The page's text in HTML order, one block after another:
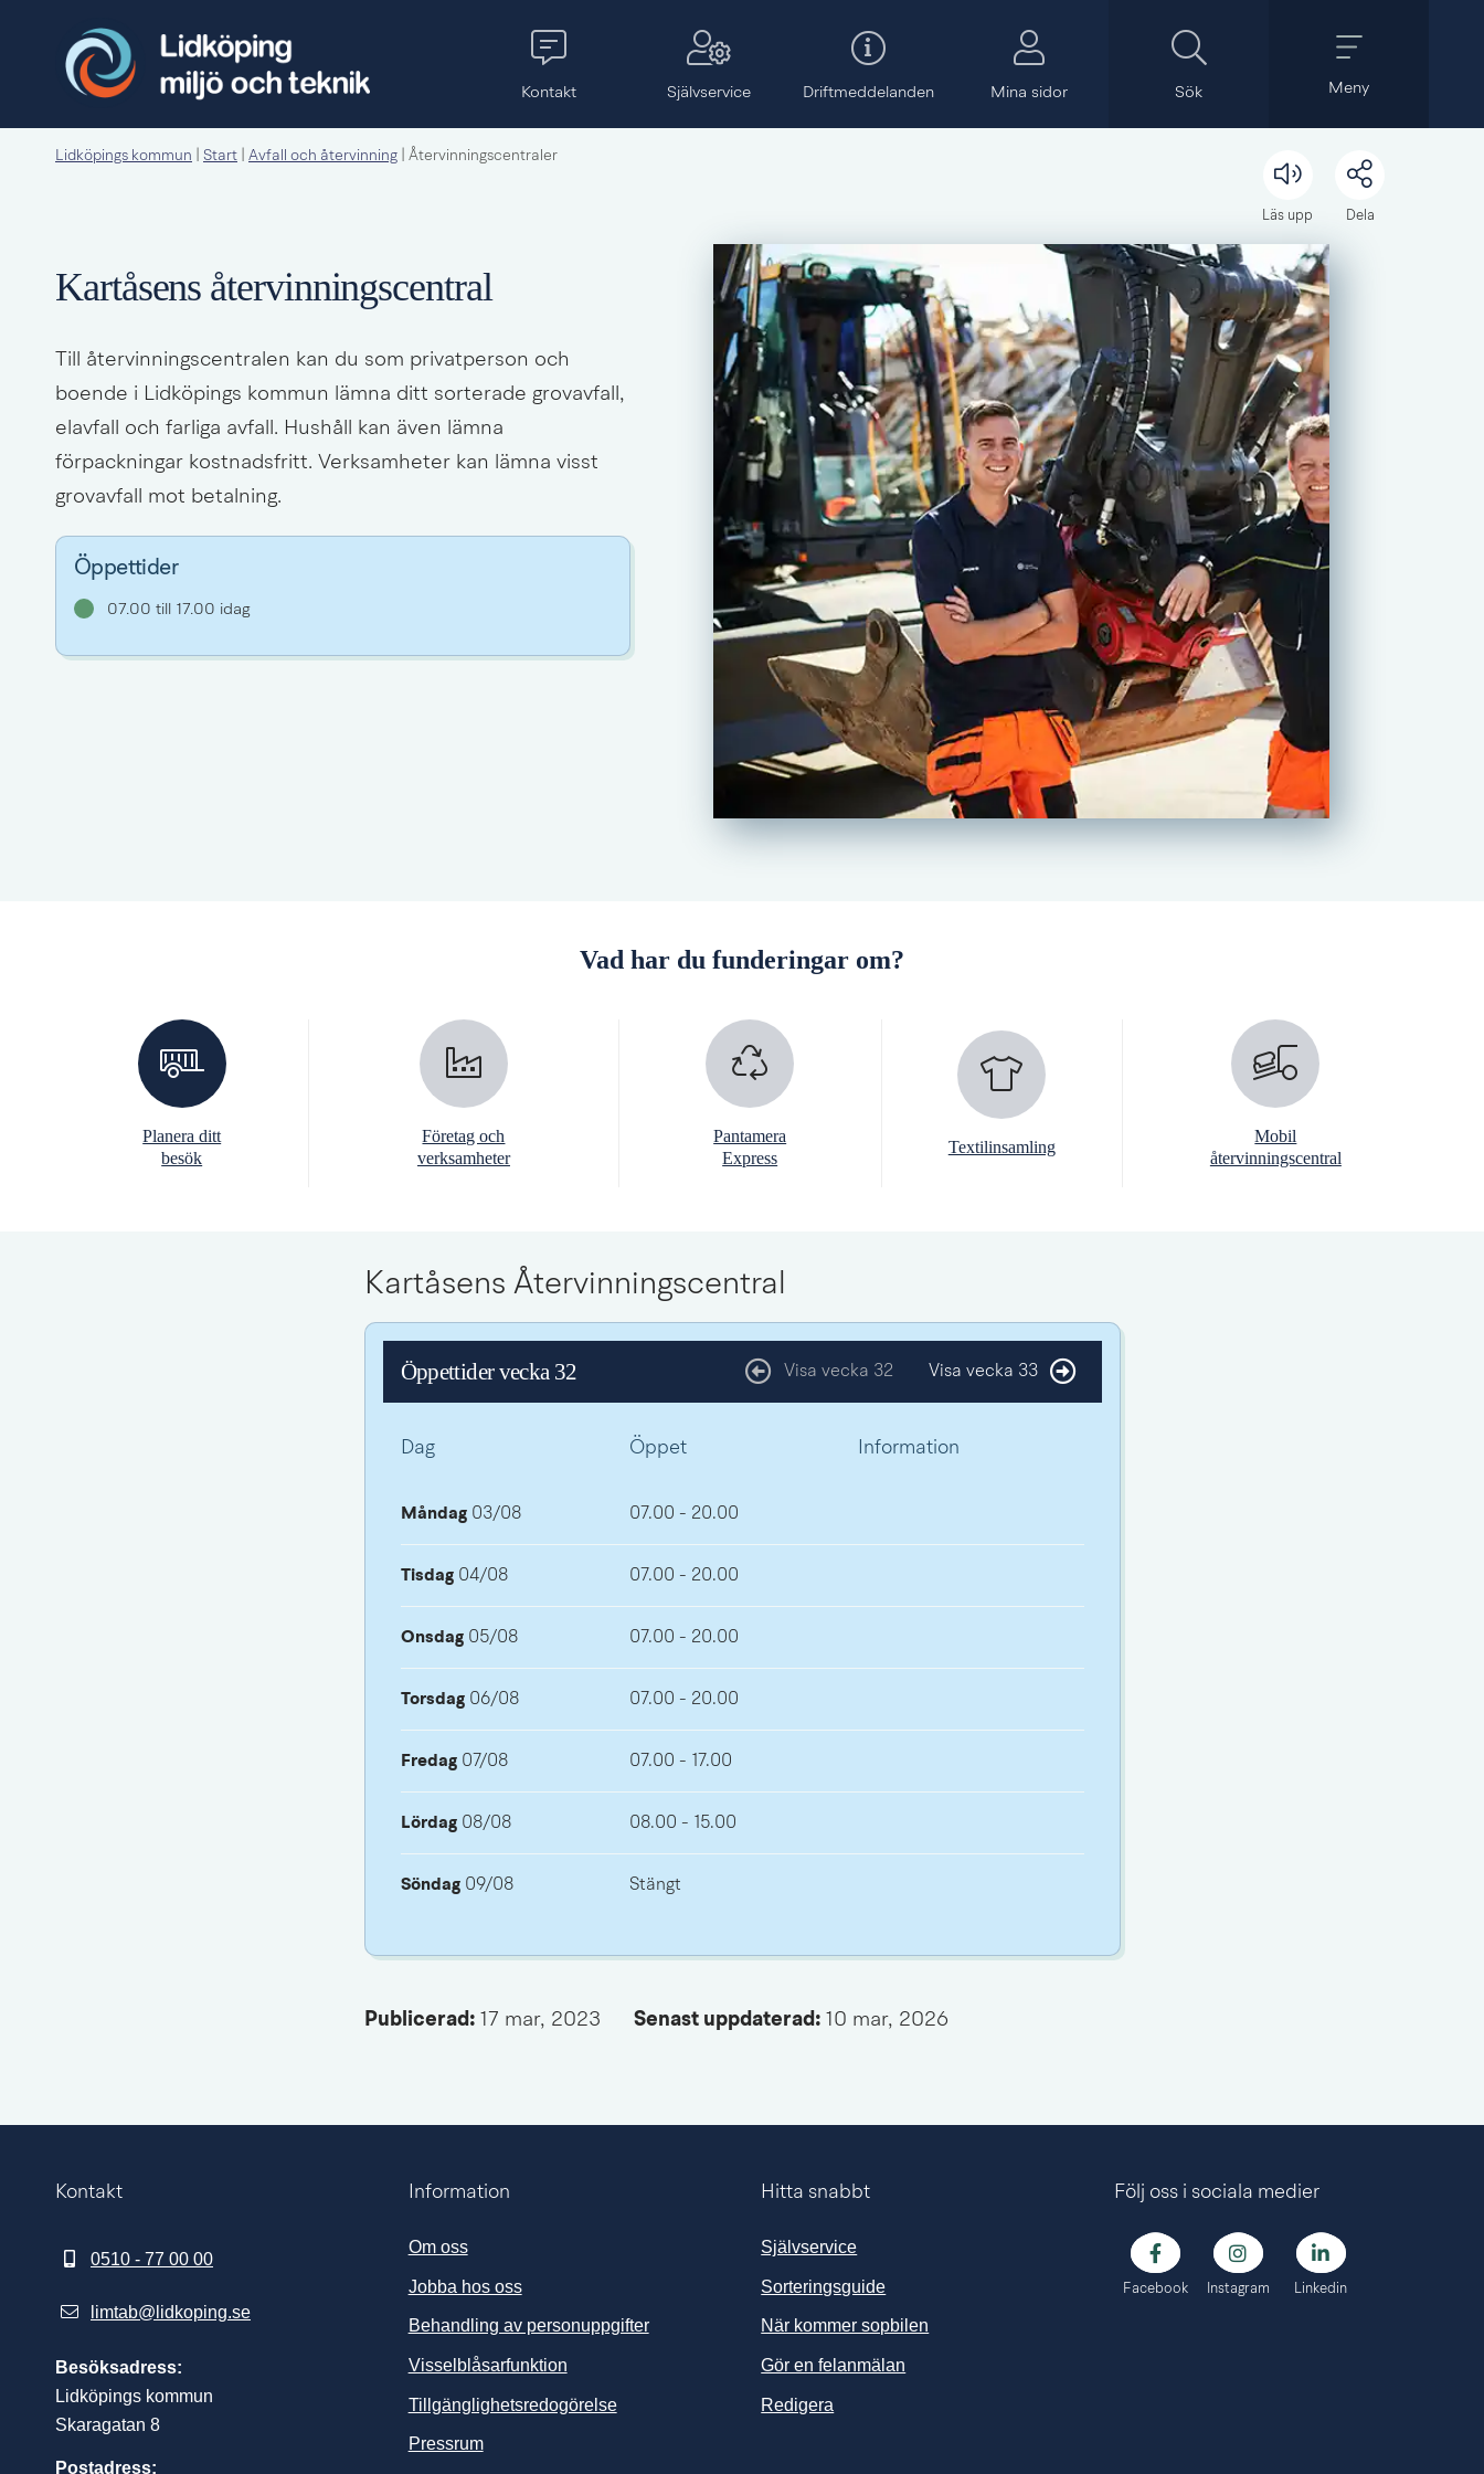
Kontakt Självservice Drift­meddelanden Mina sidor Sök Meny
Lidköpings kommun Start Avfall och återvinning Återvinningscentraler
Kartåsens återvinningscentral
Till återvinningscentralen kan du som privatperson och
boende i Lidköpings kommun lämna ditt sorterade grovavfall,
elavfall och farliga avfall. Hushåll kan även lämna
förpackningar kostnadsfritt. Verksamheter kan lämna visst
grovavfall mot betalning.
Öppettider
07.00 till 17.00 idag
Läs upp Dela
Vad har du funderingar om?
Planera ditt
besök
Företag och
verksamheter
Pantamera
Express
Textilinsamling
Mobil
återvinningscentral
Kartåsens Återvinningscentral
Öppettider vecka 32 Visa vecka 32 Visa vecka 33
Dag Öppet Information
Måndag03/08 07.00 - 20.00
Tisdag04/08 07.00 - 20.00
Onsdag05/08 07.00 - 20.00
Torsdag06/08 07.00 - 20.00
Fredag07/08 07.00 - 17.00
Lördag08/08 08.00 - 15.00
Söndag09/08 Stängt
Publicerad: 17 mar, 2023 Senast uppdaterad: 10 mar, 2026
Kontakt
0510 - 77 00 00
limtab@lidkoping.se
Besöksadress:
Lidköpings kommun
Skaragatan 8
Postadress:
Information
Om oss
Jobba hos oss
Behandling av personuppgifter
Visselblåsarfunktion
Tillgänglighetsredogörelse
PressrumLänk till annan webbplats, öppnas i nytt fönster.
Hitta snabbt
Självservice
Sorteringsguide
När kommer sopbilen
Gör en felanmälan
Redigera
Följ oss i sociala medier
Facebook Instagram Linkedin